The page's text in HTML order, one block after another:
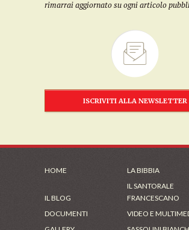
rimarrai aggiornato su ogni articolo
ISCRIVITI ALLA NEWSLETTER
HOME LA BIBBIA
IL BLOG
IL SANTORALE
FRANCESCANO
DOCUMENTI
VIDEO E